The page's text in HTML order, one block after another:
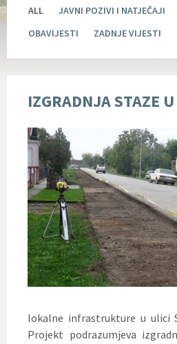
ALL JAVNI POZIVI I NATJEČAJI
OBAVIJESTI
ZADNJE VIJESTI
IZGRADNJA STAZE
lokalne infrastrukture u ulici
Projekt podrazumjeva